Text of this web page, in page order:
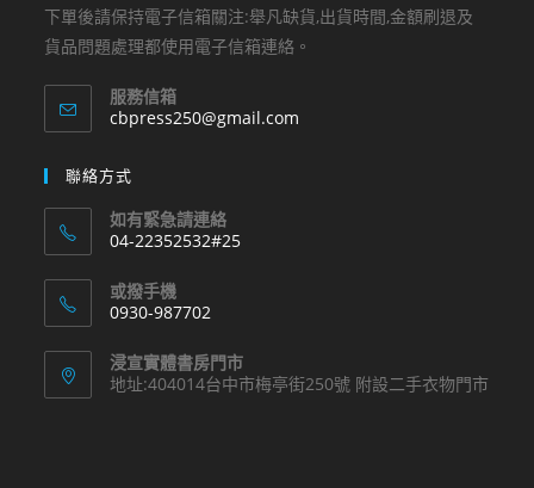
下單後請保持電子信箱關注:舉凡缺貨,出貨時間,金額刷退及
貨品問題處理都使用電子信箱連絡。
服務信箱
cbpress250@gmail.com
聯絡方式
如有緊急請連絡
04-22352532#25
in
your
application
或撥手機
0930-987702
in
your
浸宣實體書房門市
地址:404014台中市梅亭街250號 附設二手衣物門市